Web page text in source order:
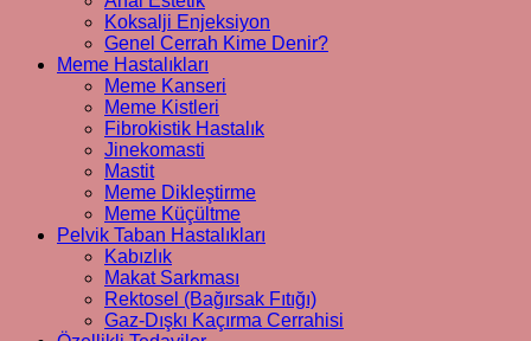
Koksalji Enjeksiyon
Genel Cerrah Kime Denir?
Meme Hastalıkları
Meme Kanseri
Meme Kistleri
Fibrokistik Hastalık
Jinekomasti
Mastit
Meme Dikleştirme
Meme Küçültme
Pelvik Taban Hastalıkları
Kabızlık
Makat Sarkması
Rektosel (Bağırsak Fıtığı)
Gaz-Dışkı Kaçırma Cerrahisi